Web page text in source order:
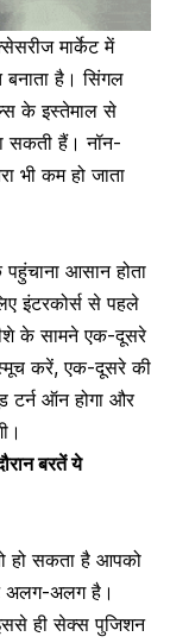
मार्केट में
बनाता है। सिंगल
के इस्तेमाल से
सकती हैं। नॉन-
भी कम हो जाता
आसान होता
इंटरकोर्स से पहले
के सामने एक-दूसरे
करें, एक-दूसरे की
ऑन होगा और
बरतें ये
हो सकता है आपको
अलग-अलग है।
ही सेक्स पुजिशन